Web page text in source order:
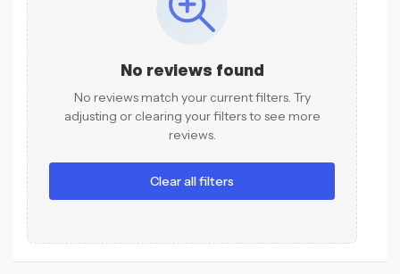
No reviews found
No reviews match your current filters. Try
adjusting or clearing your filters to see more
reviews.
Clear all filters